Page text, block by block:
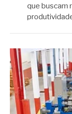
que buscam